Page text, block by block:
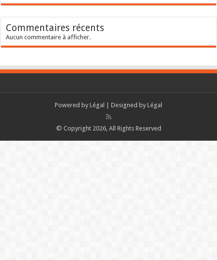
Commentaires récents
Aucun commentaire à afficher.
Powered by Légal | Designed by Légal
© Copyright 2026, All Rights Reserved